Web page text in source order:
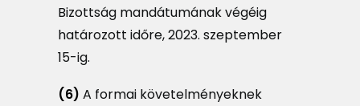
Bizottság mandátumának végéig
határozott időre, 2023. szeptember
15-ig.
(6) A formai követelményeknek